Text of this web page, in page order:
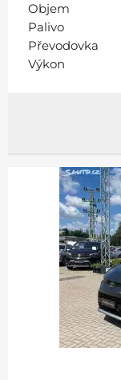
Objem
Palivo
Převodovka
Výkon